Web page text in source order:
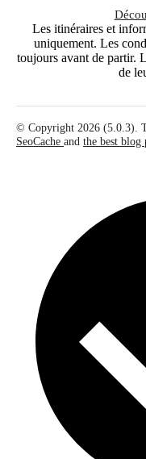
Les itinéraires et
uniquement. Les
toujours avant de partir.
de
© Copyright 2026 (5.0.3).
SeoCache and the best blog